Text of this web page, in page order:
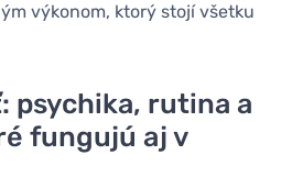
výkonom, ktorý stojí všetku
psychika, rutina a
fungujú aj v